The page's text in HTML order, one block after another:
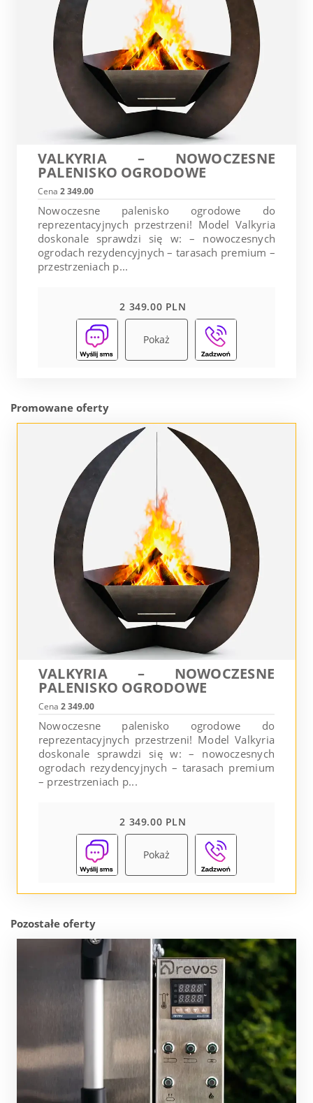
VALKYRIA – NOWOCZESNE
PALENISKO OGRODOWE
Cena 2 349.00
Nowoczesne palenisko ogrodowe do
reprezentacyjnych przestrzeni! Model Valkyria
doskonale sprawdzi się w: – nowoczesnych
ogrodach rezydencyjnych – tarasach premium –
przestrzeniach p...
2 349.00 PLN
Pokaż
Promowane oferty
VALKYRIA – NOWOCZESNE
PALENISKO OGRODOWE
Cena 2 349.00
Nowoczesne palenisko ogrodowe do
reprezentacyjnych przestrzeni! Model Valkyria
doskonale sprawdzi się w: – nowoczesnych
ogrodach rezydencyjnych – tarasach premium
– przestrzeniach p...
2 349.00 PLN
Pokaż
Pozostałe oferty